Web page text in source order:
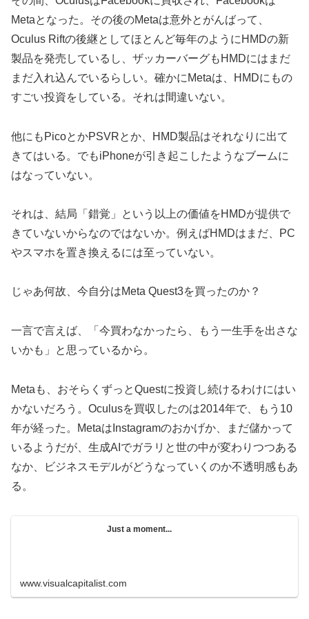
Metaとなった。その後のMetaは意外とがんばって、
Oculus Riftの後継としてほとんど毎年のようにHMDの新
製品を発売しているし、ザッカーバーグもHMDにはまだ
まだ入れ込んでいるらしい。確かにMetaは、HMDにもの
すごい投資をしている。それは間違いない。
他にもPicoとかPSVRとか、HMD製品はそれなりに出て
きてはいる。でもiPhoneが引き起こしたようなブームに
はなっていない。
それは、結局「錯覚」という以上の価値をHMDが提供で
きていないからなのではないか。例えばHMDはまだ、PC
やスマホを置き換えるには至っていない。
じゃあ何故、今自分はMeta Quest3を買ったのか？
一言で言えば、「今買わなかったら、もう一生手を出さな
いかも」と思っているから。
Metaも、おそらくずっとQuestに投資し続けるわけにはい
かないだろう。Oculusを買収したのは2014年で、もう10
年が経った。MetaはInstagramのおかげか、まだ儲かって
いるようだが、生成AIでガラリと世の中が変わりつつある
なか、ビジネスモデルがどうなっていくのか不透明感もあ
る。
Just a moment...
www.visualcapitalist.com